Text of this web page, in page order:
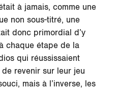
à jamais, comme une
non sous-titré, une
donc primordial d’y
chaque étape de la
qui réussissaient
de revenir sur leur jeu
mais à l’inverse, les